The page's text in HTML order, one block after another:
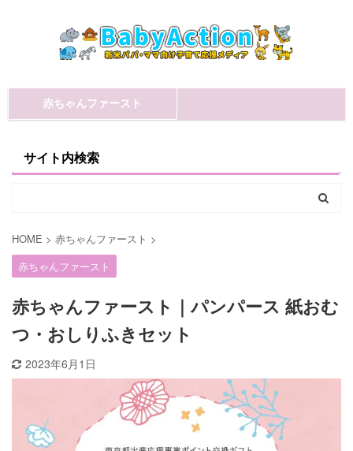
赤ちゃんファースト
サイト内検索
HOME > 赤ちゃんファースト >
赤ちゃんファースト
赤ちゃんファースト｜パンパース 紙おむ
つ・おしりふきセット
2023年6月1日